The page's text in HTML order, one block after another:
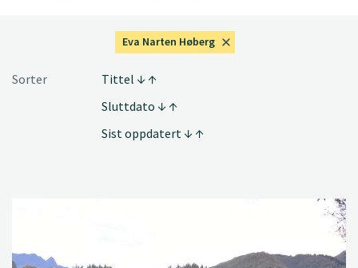
Eva Narten Høberg
Sorter
Tittel
Sluttdato
Sist oppdatert